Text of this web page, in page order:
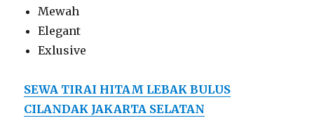
Mewah
Elegant
Exlusive
SEWA TIRAI HITAM LEBAK BULUS
CILANDAK JAKARTA SELATAN